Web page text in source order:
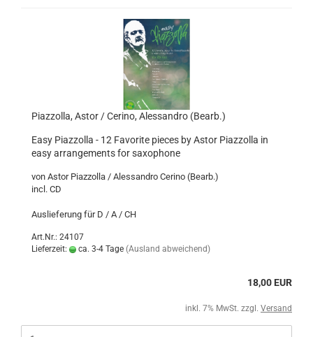
Piazzolla, Astor / Cerino, Alessandro (Bearb.)
Easy Piazzolla - 12 Favorite pieces by Astor Piazzolla in
easy arrangements for saxophone
von Astor Piazzolla / Alessandro Cerino (Bearb.)
incl. CD
Auslieferung für D / A / CH
Art.Nr.: 24107
Lieferzeit:
ca. 3-4 Tage (Ausland abweichend)
18,00 EUR
inkl. 7% MwSt. zzgl. Versand